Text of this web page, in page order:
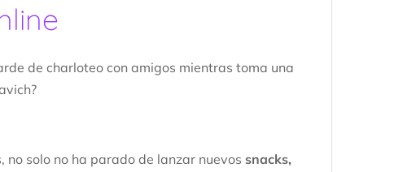
de charloteo con amigos mientras toma una
solo no ha parado de lanzar nuevos snacks,